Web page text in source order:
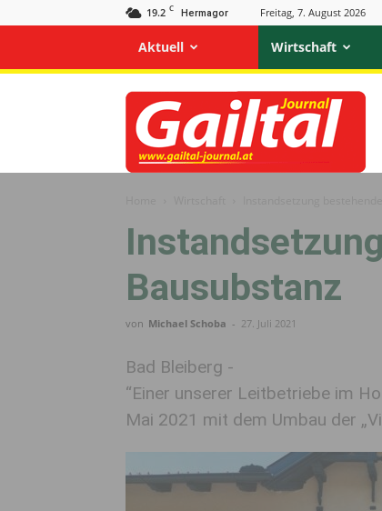
19.2 C Hermagor Freitag, 7. August 2026
Aktuell Wirtschaft
Gailtal
Journal
Bausubstanz
von Michael Schoba - 27. Juli 2021
Bad Bleiberg -
“Einer unserer Leitbetriebe im
Mai 2021 mit dem Umbau der